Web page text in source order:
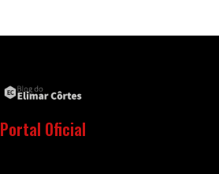
Portal Oficial